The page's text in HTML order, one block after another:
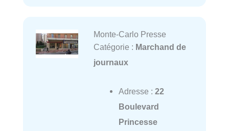
Monte-Carlo Presse
Catégorie : Marchand de
journaux
Adresse : 22
Boulevard
Princesse